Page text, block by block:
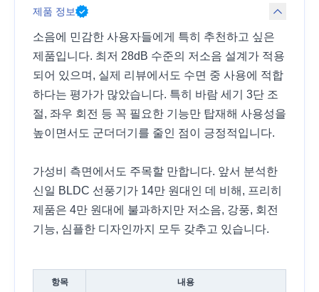
제품 정보
소음에 민감한 사용자들에게 특히 추천하고 싶은
제품입니다. 최저 28dB 수준의 저소음 설계가 적용
되어 있으며, 실제 리뷰에서도 수면 중 사용에 적합
하다는 평가가 많았습니다. 특히 바람 세기 3단 조
절, 좌우 회전 등 꼭 필요한 기능만 탑재해 사용성을
높이면서도 군더더기를 줄인 점이 긍정적입니다.
가성비 측면에서도 주목할 만합니다. 앞서 분석한
신일 BLDC 선풍기가 14만 원대인 데 비해, 프리히
제품은 4만 원대에 불과하지만 저소음, 강풍, 회전
기능, 심플한 디자인까지 모두 갖추고 있습니다.
항목 내용